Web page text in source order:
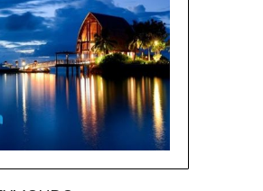
pueblo
más
alto
de
Tenerife.